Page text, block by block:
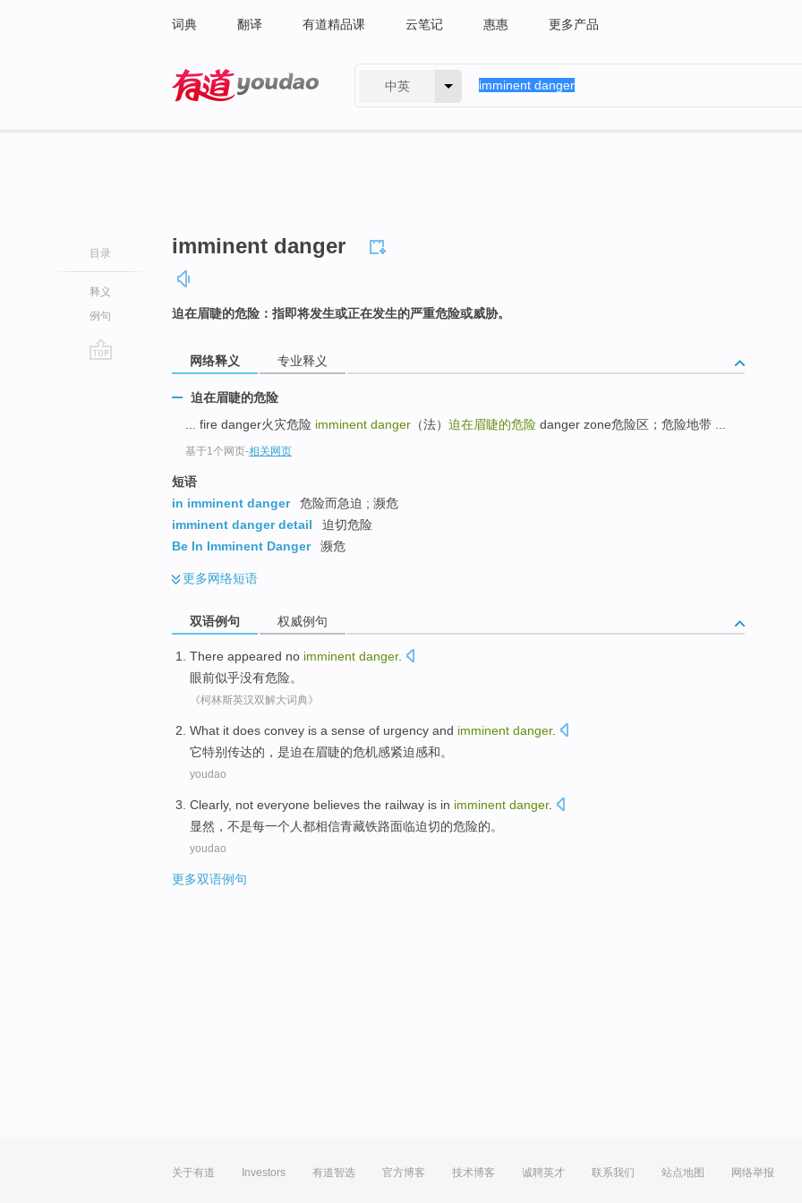
词典 翻译 有道精品课 云笔记 惠惠 更多产品
中英
目录
释义
例句
imminent danger
迫在眉睫的危险：指即将发生或正在发生的严重危险或威胁。
网络释义 专业释义
迫在眉睫的危险
... fire danger火灾危险 imminent danger （法） 迫在眉睫的危险 danger zone危险区；危险地带 ...
基于1个网页-相关网页
短语
in imminent danger
危险而急迫 ; 濒危
imminent danger detail
迫切危险
Be In Imminent Danger
濒危
更多网络短语
双语例句 权威例句
There appeared no imminent danger.
眼前似乎没有危险。
《柯林斯英汉双解大词典》
What it does convey is a sense of urgency and imminent danger.
它特别传达的 ， 是迫在眉睫的危机感紧迫感和。
youdao
Clearly, not everyone believes the railway is in imminent danger.
显然 ， 不是每一个人都相信青藏铁路面临迫切的危险的。
youdao
更多双语例句
关于有道 Investors 有道智选 官方博客 技术博客 诚聘英才 联系我们 站点地图 网络举报